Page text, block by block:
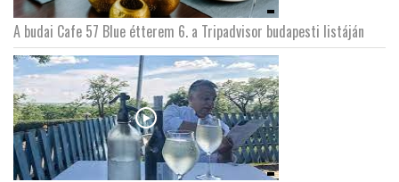
A budai Cafe 57 Blue étterem 6. a Tripadvisor budapesti listáján